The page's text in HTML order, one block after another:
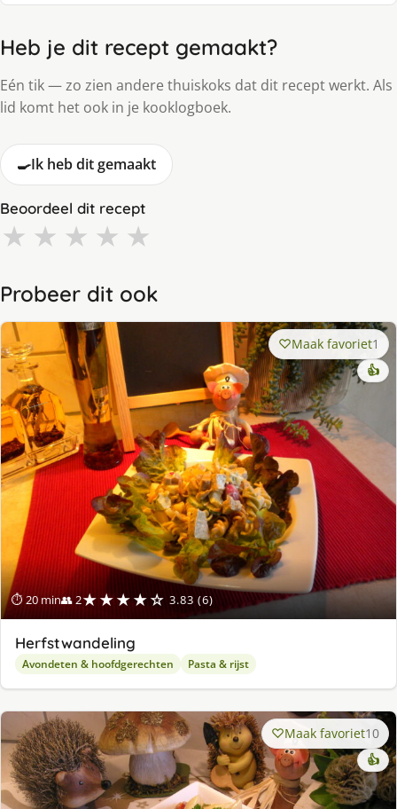
Heb je dit recept gemaakt?
Eén tik — zo zien andere thuiskoks dat dit recept werkt. Als
lid komt het ook in je kooklogboek.
🍳Ik heb dit gemaakt
Beoordeel dit recept
★ ★ ★ ★ ★
Probeer dit ook
⏱ 20 min👥 2★★★★☆ 3.83 (6)
Maak favoriet1
👍
Herfstwandeling
Avondeten & hoofdgerechten Pasta & rijst
Maak favoriet10
👍